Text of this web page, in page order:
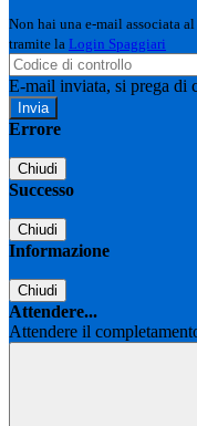
Non hai una e-mail associata
tramite la Login Spaggiari
E-mail inviata, si prega di
Errore
Chiudi
Successo
Chiudi
Informazione
Chiudi
Attendere...
Attendere il